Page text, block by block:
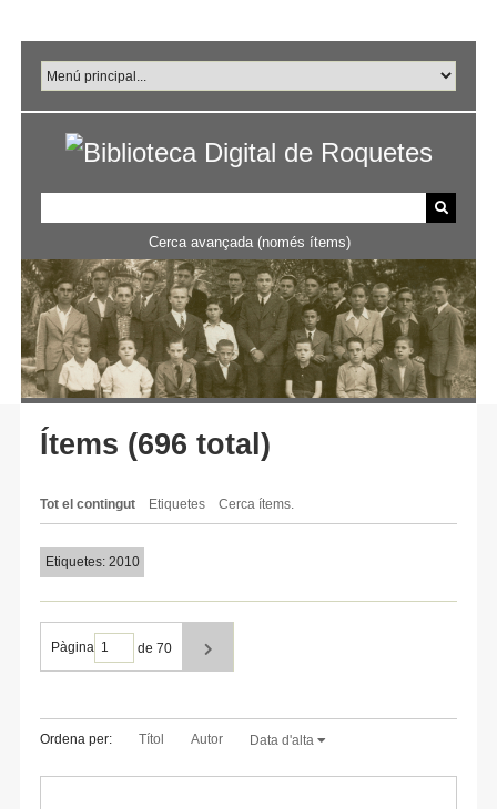
principal
Cerca avançada (només ítems)
Ítems (696 total)
Tot el contingut Etiquetes Cerca ítems.
Etiquetes: 2010
Pàgina de 70
Ordena per: Títol Autor Data d'alta